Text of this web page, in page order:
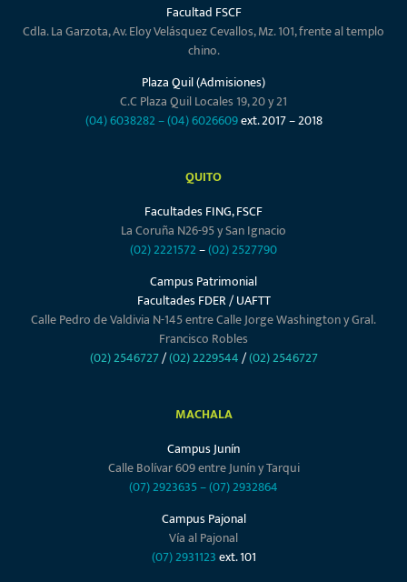
Facultad FSCF
Cdla. La Garzota, Av. Eloy Velásquez Cevallos, Mz. 101, frente al templo
chino.
Plaza Quil (Admisiones)
C.C Plaza Quil Locales 19, 20 y 21
(04) 6038282–(04) 6026609ext. 2017 – 2018
QUITO
Facultades FING, FSCF
La Coruña N26-95 y San Ignacio
(02) 2221572–(02) 2527790
Campus Patrimonial
Facultades FDER / UAFTT
Calle Pedro de Valdivia N-145 entre Calle Jorge Washington y Gral.
Francisco Robles
(02) 2546727/(02) 2229544/(02) 2546727
MACHALA
Campus Junín
Calle Bolívar 609 entre Junín y Tarqui
(07) 2923635–(07) 2932864
Campus Pajonal
Vía al Pajonal
(07) 2931123ext. 101